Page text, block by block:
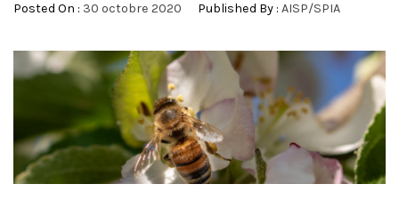
Posted On : 30 octobre 2020 Published By : AISP/SPIA